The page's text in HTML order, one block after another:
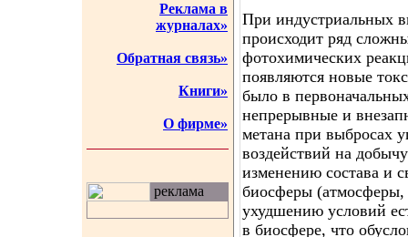
Реклама в
журналах»
Обратная связь»
Книги»
О фирме»
реклама
При индустриальных
происходит ряд
фотохимических
появляются новые
было в
непрерывные и
метана при выбросах
воздействий на
изменению состава и
биосферы
ухудшению условий
в биосфере, что